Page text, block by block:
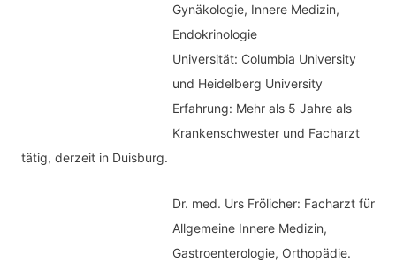
Gynäkologie, Innere Medizin,
Endokrinologie
Universität: Columbia University
und Heidelberg University
Erfahrung: Mehr als 5 Jahre als
Krankenschwester und Facharzt
tätig, derzeit in Duisburg.
Dr. med. Urs Frölicher: Facharzt für
Allgemeine Innere Medizin,
Gastroenterologie, Orthopädie.